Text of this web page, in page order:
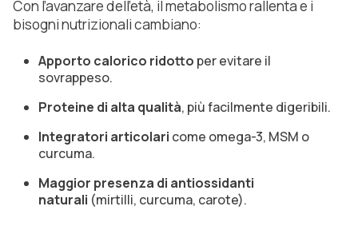
Con l’avanzare dell’età, il metabolismo rallenta e i
bisogni nutrizionali cambiano:
Apporto calorico ridotto per evitare il
sovrappeso.
Proteine di alta qualità, più facilmente digeribili.
Integratori articolari come omega-3, MSM o
curcuma.
Maggior presenza di antiossidanti
naturali (mirtilli, curcuma, carote).